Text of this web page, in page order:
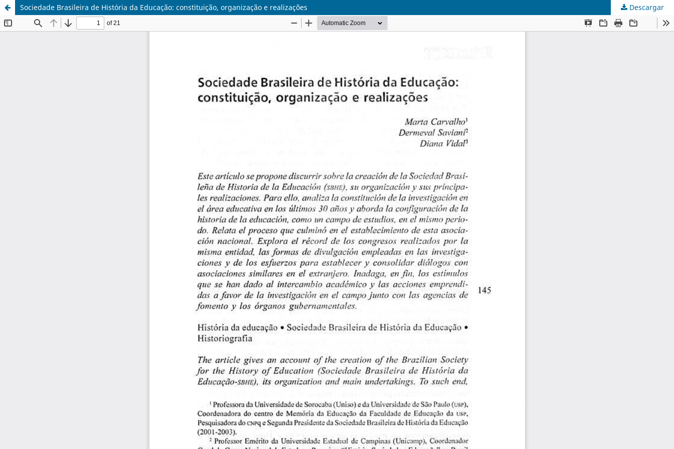
Sociedade Brasileira de História da Educação: constituição, organização e realizações Descargar